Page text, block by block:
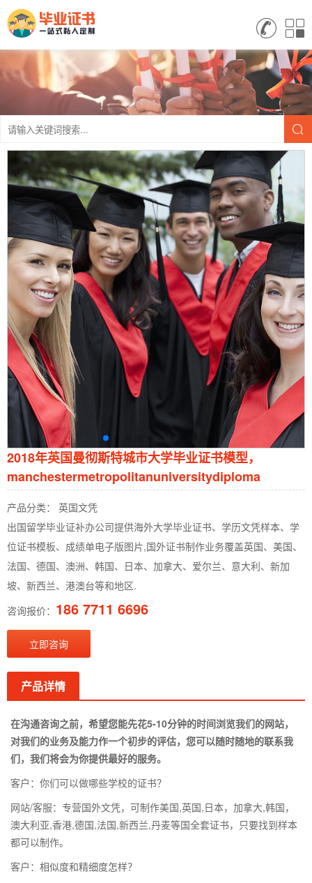
2018年英国曼彻斯特城市大学毕业证书模型，
manchestermetropolitanuniversitydiploma
产品分类： 英国文凭
出国留学毕业证补办公司提供海外大学毕业证书、学历文凭样本、学
位证书模板、成绩单电子版图片,国外证书制作业务覆盖英国、美国、
法国、德国、澳洲、韩国、日本、加拿大、爱尔兰、意大利、新加
坡、新西兰、港澳台等和地区.
咨询报价： 186 7711 6696
立即咨询
产品详情
在沟通咨询之前，希望您能先花5-10分钟的时间浏览我们的网站，
对我们的业务及能力作一个初步的评估，您可以随时随地的联系我
们，我们将会为你提供最好的服务。
客户：你们可以做哪些学校的证书？
网站/客服：专营国外文凭，可制作美国,英国,日本，加拿大,韩国，
澳大利亚,香港,德国,法国,新西兰,丹麦等国全套证书，只要找到样本
都可以制作。
客户：相似度和精细度怎样？